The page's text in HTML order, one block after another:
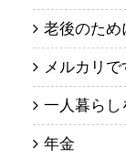
老後のため
メルカリ
一人暮らし
年金